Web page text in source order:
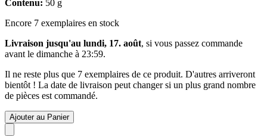
Contenu: 50 g
Encore 7 exemplaires en stock
Livraison jusqu'au lundi, 17. août, si vous passez commande
avant le dimanche à 23:59.
Il ne reste plus que 7 exemplaires de ce produit. D'autres arriveront
bientôt ! La date de livraison peut changer si un plus grand nombre
de pièces est commandé.
Ajouter au Panier